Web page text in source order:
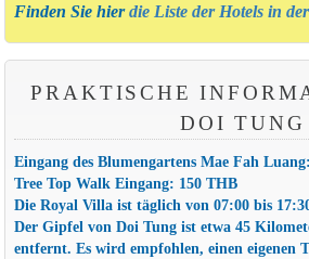
Finden Sie hierdie Liste der Hotels in
PRAKTISCHE
DOI TUNG
Eingang des Blumengartens Mae Fah
Tree Top Walk Eingang: 150 THB
Die Royal Villa ist täglich von 07:00 bis
Der Gipfel von Doi Tung ist etwa 45
entfernt. Es wird empfohlen, einen eigenen